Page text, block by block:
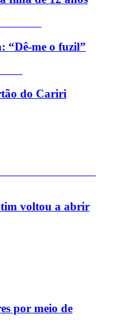
“Dê-me o fuzil”
do Cariri
voltou a abrir
por meio de